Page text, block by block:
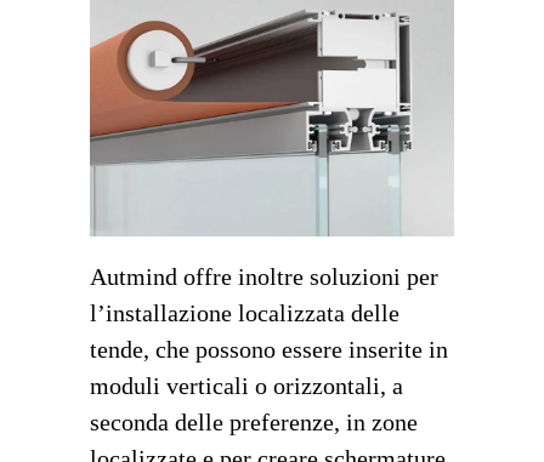
Autmind offre inoltre soluzioni per
l’installazione localizzata delle
tende, che possono essere inserite in
moduli verticali o orizzontali, a
seconda delle preferenze, in zone